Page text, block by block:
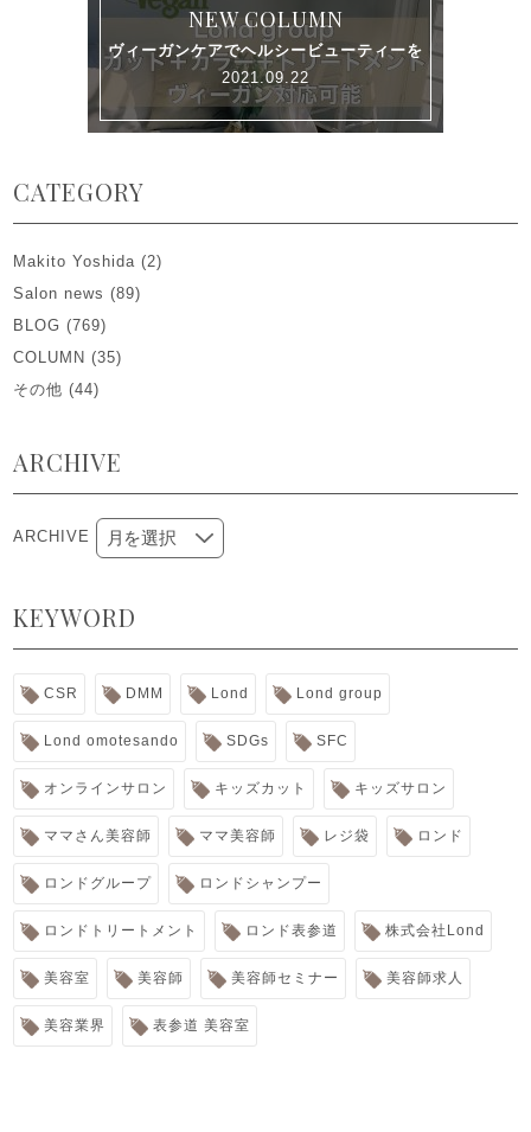
NEW COLUMN
ヴィーガンケアでヘルシービューティーを
2021.09.22
CATEGORY
Makito Yoshida (2)
Salon news (89)
BLOG (769)
COLUMN (35)
その他 (44)
ARCHIVE
ARCHIVE
KEYWORD
CSR DMM Lond Lond group
Lond omotesando SDGs SFC
オンラインサロン キッズカット キッズサロン
ママさん美容師 ママ美容師 レジ袋 ロンド
ロンドグループ ロンドシャンプー
ロンドトリートメント ロンド表参道 株式会社Lond
美容室 美容師 美容師セミナー 美容師求人
美容業界 表参道 美容室